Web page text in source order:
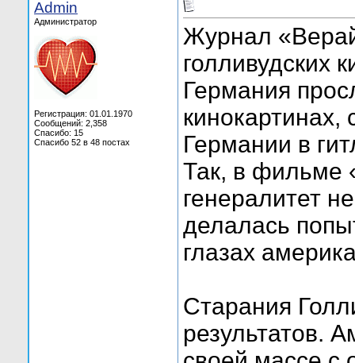
Admin
Администратор
Регистрация: 01.01.1970
Сообщений: 2,358
Спасибо: 15
Спасибо 52 в 48 постах
Журнал
голливудских
Германия
Германии в
Так, в фильме
генералитет
делалась
глазах
Старания
результатов.